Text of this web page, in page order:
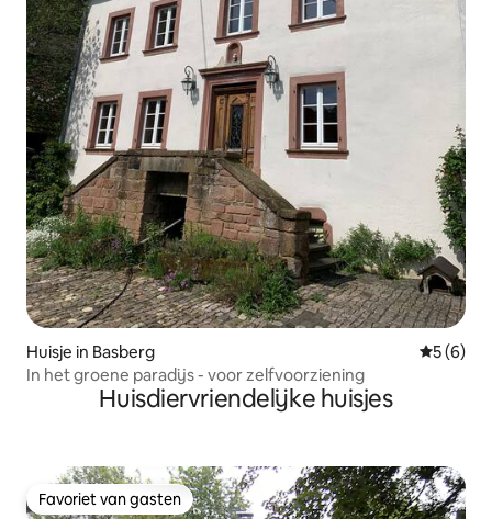
Huisje in Basberg
5 (6)
In het groene paradijs - voor zelfvoorziening
Huisdiervriendelijke huisjes
Favoriet van gasten
Favoriet van gasten